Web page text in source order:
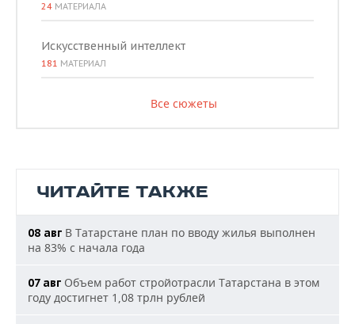
24 МАТЕРИАЛА
Искусственный интеллект
181 МАТЕРИАЛ
Все сюжеты
ЧИТАЙТЕ ТАКЖЕ
08 авг В Татарстане план по вводу жилья выполнен
на 83% с начала года
07 авг Объем работ стройотрасли Татарстана в этом
году достигнет 1,08 трлн рублей